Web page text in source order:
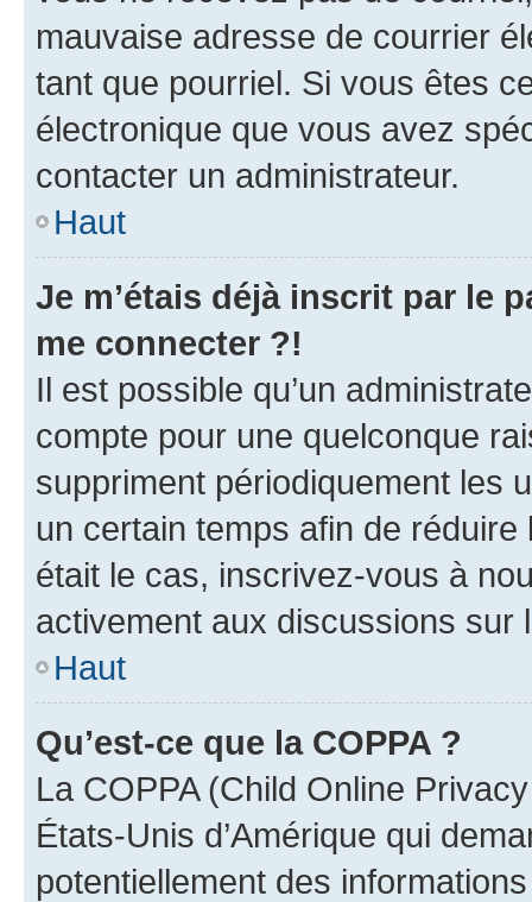
mauvaise adresse de courrier
tant que pourriel. Si vous êtes
électronique que vous avez
contacter un administrateur.
Haut
Je m’étais déjà inscrit par le
me connecter ?!
Il est possible qu’un
compte pour une quelconque
suppriment périodiquement les
un certain temps afin de
était le cas, inscrivez-vous à
activement aux discussions sur
Haut
Qu’est-ce que la COPPA ?
La COPPA (Child Online
États-Unis d’Amérique qui
potentiellement des